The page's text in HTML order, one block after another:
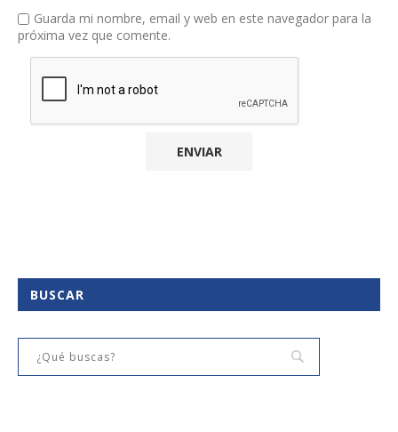
Guarda mi nombre, email y web en este navegador para la
próxima vez que comente.
BUSCAR